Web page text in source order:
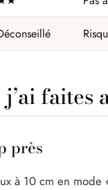
faites
près
à 10 cm en